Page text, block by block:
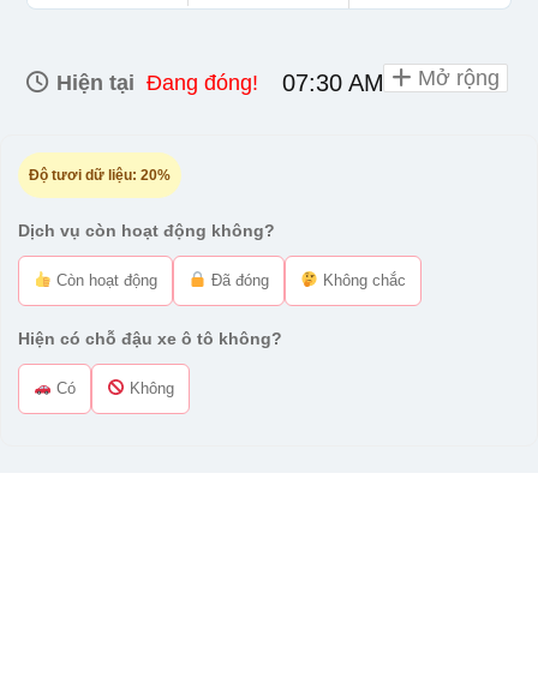
Hiện tại Đang đóng! 07:30 AM - 11:00 AM
Độ tươi dữ liệu: 20%
Dịch vụ còn hoạt động không?
Còn hoạt động Đã đóng Không chắc
Hiện có chỗ đậu xe ô tô không?
Có Không
Mở rộng